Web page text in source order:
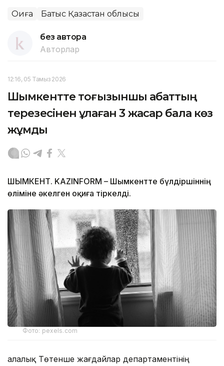
Оқиға Батыс Қазақстан облысы
без автора
Авторлар
12:16, 05 Тамыз 2026
Шымкентте тоғызыншы қабаттың
терезесінен құлаған 3 жасар бала көз
жұмды
ШЫМКЕНТ. KAZINFORM – Шымкентте бүлдіршіннің
өліміне әкелген оқиға тіркелді.
Фото: pexels.com
Қалалық Төтенше жағдайлар департаментінің